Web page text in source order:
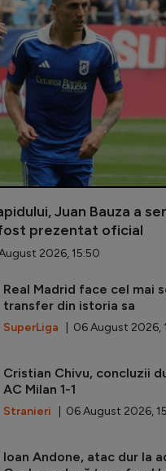
Juan Bauza a
prezentat oficial
2026, 15:50
Real Madrid face cel mai
transfer din istoria sa
SuperLiga | 06 August 2026,
Cristian Chivu, concluzii
AC Milan 1-1
Stranieri | 06 August 2026,
Ioan Andone, atac dur la